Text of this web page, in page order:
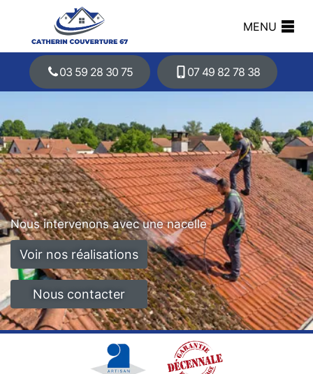
MENU
03 59 28 30 75 07 49 82 78 38
Nous intervenons avec une nacelle
Voir nos réalisations
Nous contacter